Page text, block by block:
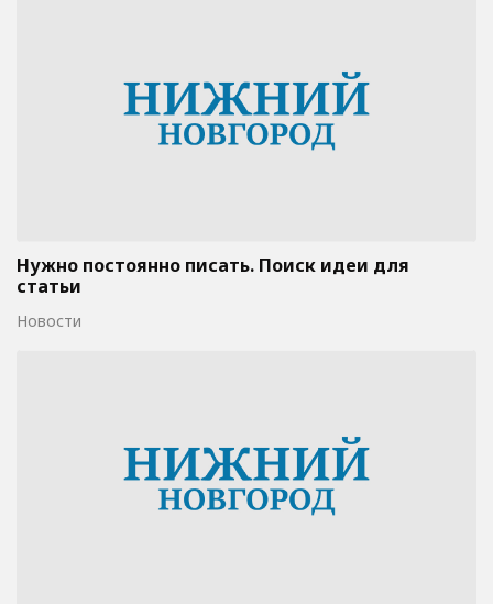
Нужно постоянно писать. Поиск идеи для
статьи
Новости